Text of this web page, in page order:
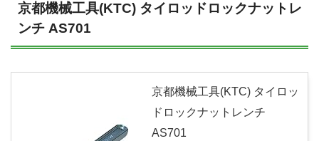
京都機械工具(KTC) タイロッドロックナットレ
ンチ AS701
京都機械工具(KTC) タイロッ
ドロックナットレンチ
AS701